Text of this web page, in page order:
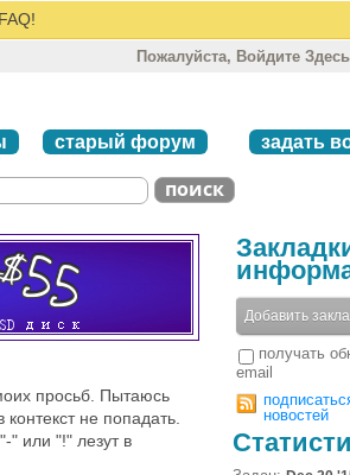
Пожалуйста, Войдите
старый форум задать
просьб. Пытаюсь
не попадать.
" или "!" лезут в
Добавить
получать
email
новостей